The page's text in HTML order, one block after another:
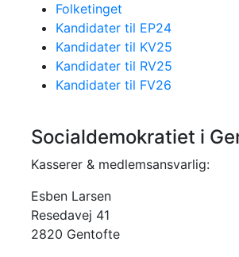
Folketinget
Kandidater til EP24
Kandidater til KV25
Kandidater til RV25
Kandidater til FV26
Socialdemokratiet i
Kasserer & medlemsansvarlig:
Esben Larsen
Resedavej 41
2820 Gentofte